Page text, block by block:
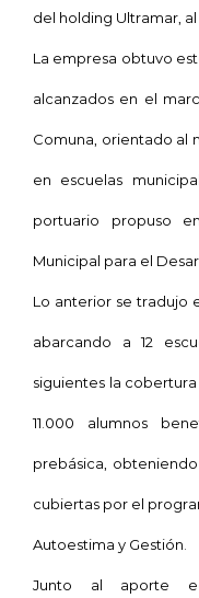
del holding Ultramar,
La empresa obtuvo
alcanzados en el
Comuna , orientado
en escuelas
portuario propuso
Municipal para el
Lo anterior se tradujo
abarcando a 12
siguientes la
11.000 alumnos
prebásica,
cubiertas por el
Autoestima y Gestión.
Junto al aporte